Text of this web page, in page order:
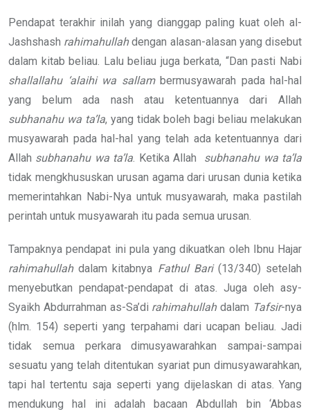
Pendapat terakhir inilah yang dianggap paling kuat oleh al-
Jashshash rahimahullahdengan alasan-alasan yang disebut
dalam kitab beliau. Lalu beliau juga berkata, “Dan pasti Nabi
shallallahu ‘alaihi wa sallambermusyawarah pada hal-hal
yang belum ada nash atau ketentuannya dari Allah
subhanahu wa ta’la, yang tidak boleh bagi beliau melakukan
musyawarah pada hal-hal yang telah ada ketentuannya dari
Allah subhanahu wa ta’la. Ketika Allah subhanahu wa ta’la
tidak mengkhususkan urusan agama dari urusan dunia ketika
memerintahkan Nabi-Nya untuk musyawarah, maka pastilah
perintah untuk musyawarah itu pada semua urusan.
Tampaknya pendapat ini pula yang dikuatkan oleh Ibnu Hajar
rahimahullahdalam kitabnya Fathul Bari(13/340) setelah
menyebutkan pendapat-pendapat di atas. Juga oleh asy-
Syaikh Abdurrahman as-Sa’di rahimahullahdalam Tafsir-nya
(hlm. 154) seperti yang terpahami dari ucapan beliau. Jadi
tidak semua perkara dimusyawarahkan sampai-sampai
sesuatu yang telah ditentukan syariat pun dimusyawarahkan,
tapi hal tertentu saja seperti yang dijelaskan di atas. Yang
mendukung hal ini adalah bacaan Abdullah bin ‘Abbas